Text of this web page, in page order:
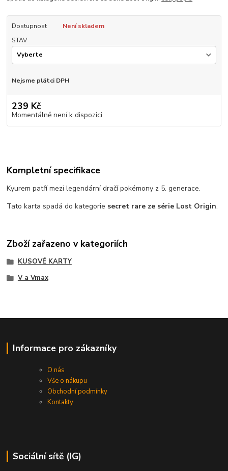
Dostupnost
Není skladem
STAV
Nejsme plátci DPH
239 Kč
Momentálně není k dispozici
Kompletní specifikace
Kyurem patří mezi legendární dračí pokémony z 5. generace.
Tato karta spadá do kategorie secret rare ze série Lost Origin.
Zboží zařazeno v kategoriích
KUSOVÉ KARTY
V a Vmax
Informace pro zákazníky
O nás
Vše o nákupu
Obchodní podmínky
Kontakty
Sociální sítě (IG)